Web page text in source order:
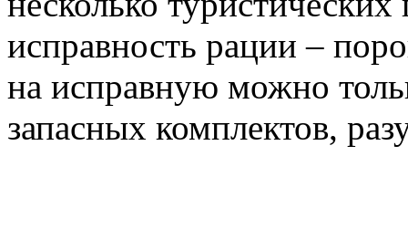
исправность рации –
на исправную можно
запасных комплектов,